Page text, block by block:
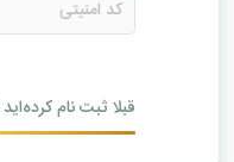
قبلا ثبت نام